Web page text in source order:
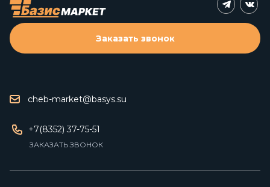
cheb-market@basys.su
+7(8352) 37-75-51
ЗАКАЗАТЬ ЗВОНОК
Заказать звонок